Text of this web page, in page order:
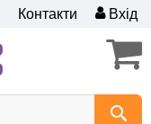
Контакти Вхід